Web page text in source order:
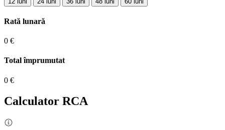
Rată lunară
0 €
Total împrumutat
0 €
Calculator RCA